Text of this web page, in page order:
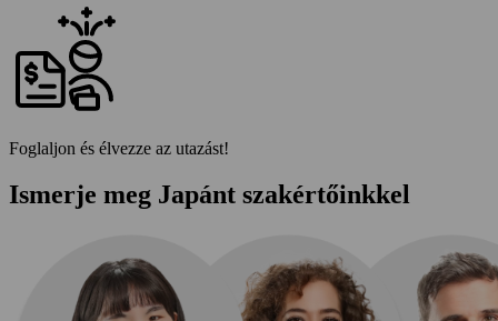
Foglaljon és élvezze az utazást!
Ismerje meg Japánt szakértőinkkel